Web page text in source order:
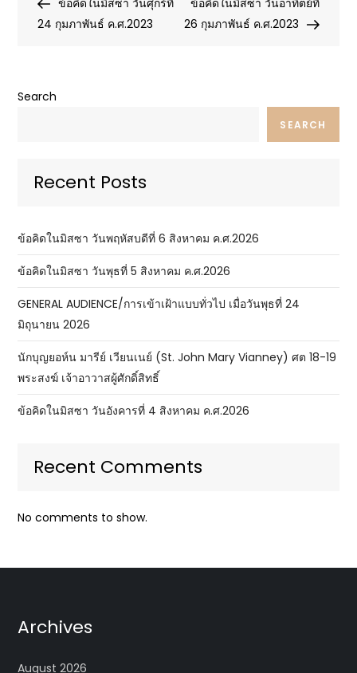
navigation
ข้อคิดในมิสซา วันศุกร์ที่
24 กุมภาพันธ์ ค.ศ.2023
ข้อคิดในมิสซา วันอาทิตย์ที่
26 กุมภาพันธ์ ค.ศ.2023
Search
SEARCH
Recent Posts
ข้อคิดในมิสซา วันพฤหัสบดีที่ 6 สิงหาคม ค.ศ.2026
ข้อคิดในมิสซา วันพุธที่ 5 สิงหาคม ค.ศ.2026
GENERAL AUDIENCE/การเข้าเฝ้าแบบทั่วไป เมื่อวันพุธที่ 24
มิถุนายน 2026
นักบุญยอห์น มารีย์ เวียนเนย์ (St. John Mary Vianney) ศต 18-19
พระสงฆ์ เจ้าอาวาสผู้ศักดิ์สิทธิ์
ข้อคิดในมิสซา วันอังคารที่ 4 สิงหาคม ค.ศ.2026
Recent Comments
No comments to show.
Archives
August 2026